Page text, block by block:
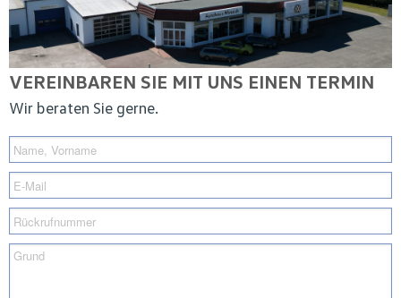
VEREINBAREN SIE MIT UNS EINEN TERMIN
Wir beraten Sie gerne.